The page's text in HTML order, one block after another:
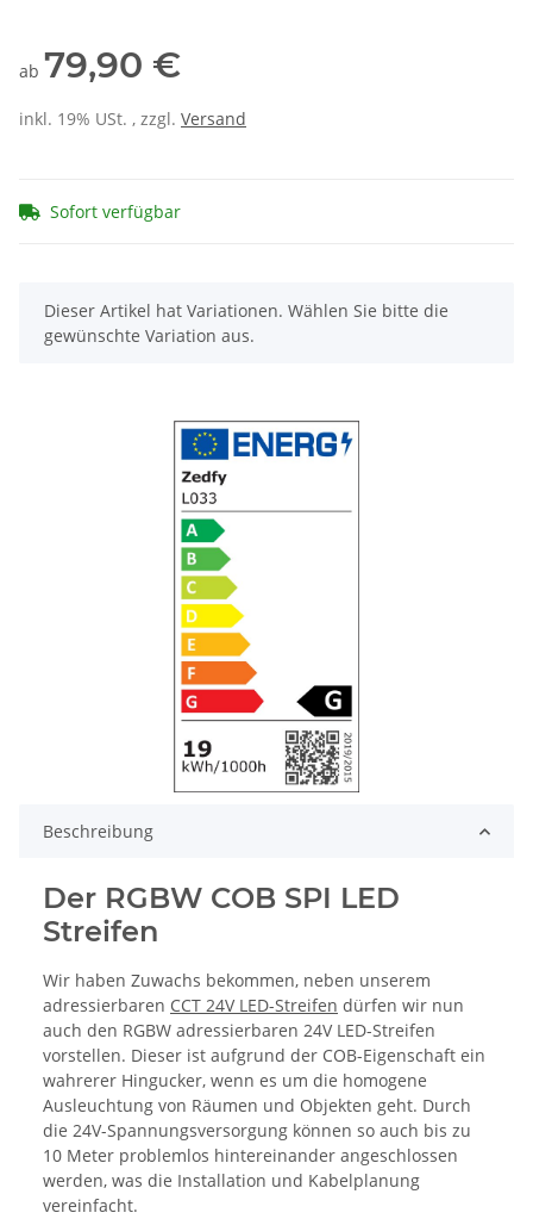
ab 79,90 €
inkl. 19% USt. , zzgl. Versand
Sofort verfügbar
x
Dieser Artikel hat Variationen. Wählen Sie bitte die
gewünschte Variation aus.
Beschreibung
Der RGBW COB SPI LED
Streifen
Wir haben Zuwachs bekommen, neben unserem
adressierbaren CCT 24V LED-Streifen dürfen wir nun
auch den RGBW adressierbaren 24V LED-Streifen
vorstellen. Dieser ist aufgrund der COB-Eigenschaft ein
wahrerer Hingucker, wenn es um die homogene
Ausleuchtung von Räumen und Objekten geht. Durch
die 24V-Spannungsversorgung können so auch bis zu
10 Meter problemlos hintereinander angeschlossen
werden, was die Installation und Kabelplanung
vereinfacht.